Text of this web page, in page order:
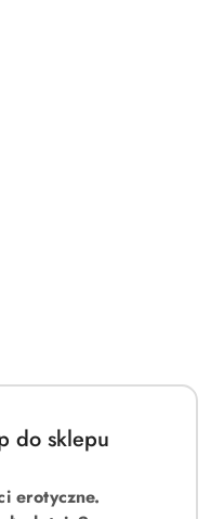
do sklepu
erotyczne.